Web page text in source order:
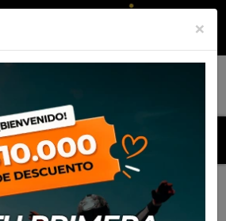
Kit Neumáticos Rinaldi RMX35 80/100-21
×